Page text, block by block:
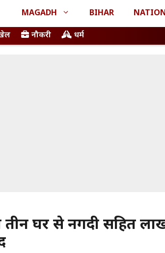
MAGADH BIHAR
नौकरी धर्म
तीन घर से नगदी सहित